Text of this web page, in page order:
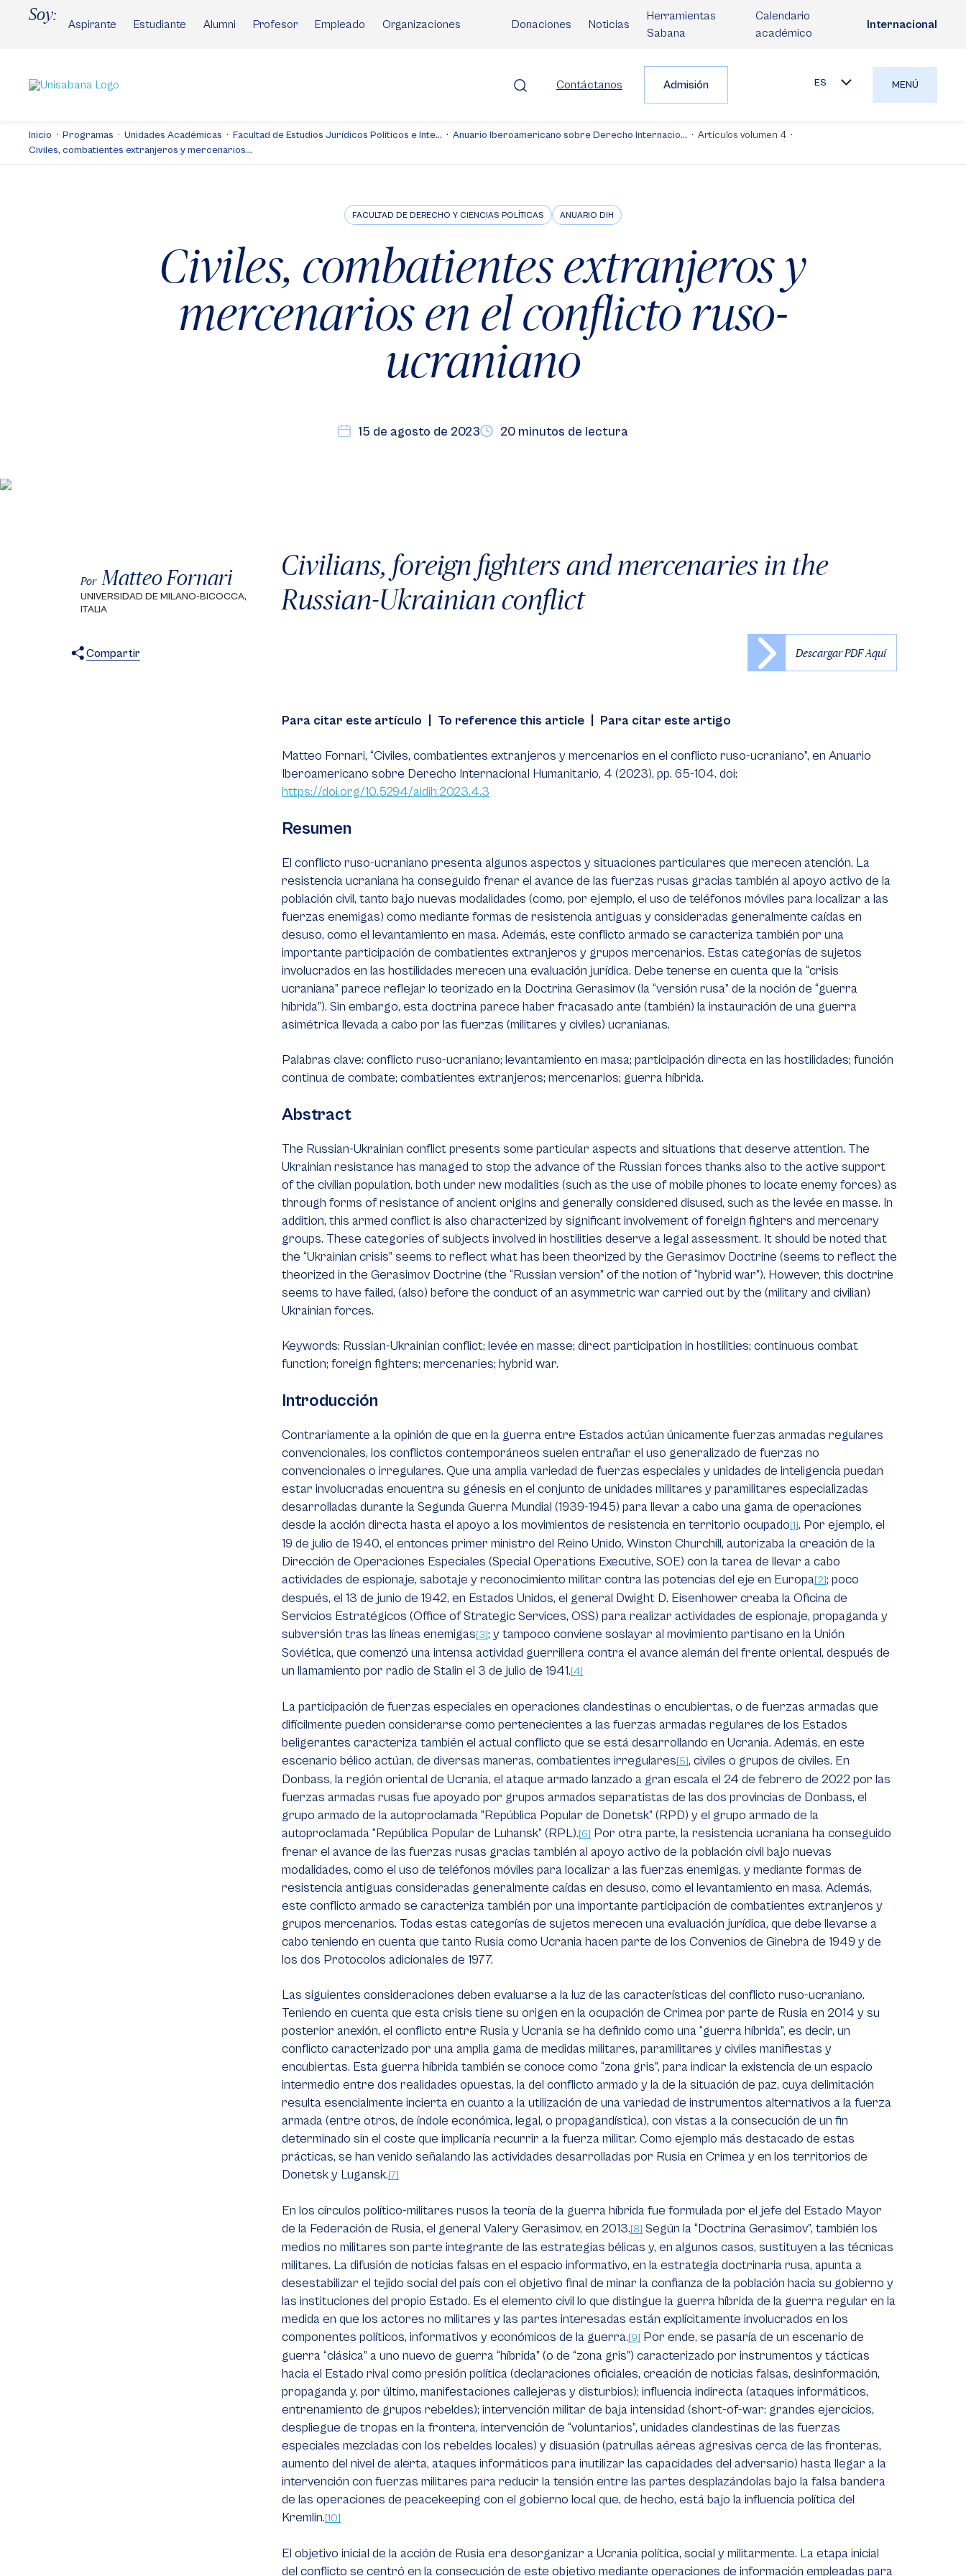
Soy:
Aspirante Estudiante Alumni Profesor Empleado Organizaciones Donaciones Noticias
Herramientas
Sabana
Calendario
académico
Internacional
Contáctanos Admisión ES MENÚ
Inicio Programas Unidades Académicas Facultad de Estudios Jurídicos Políticos e Inte... Anuario Iberoamericano sobre Derecho Internacio...
Articulos volumen 4
Civiles, combatientes extranjeros y mercenarios...
FACULTAD DE DERECHO Y CIENCIAS POLÍTICAS ANUARIO DIH
Civiles, combatientes extranjeros y
mercenarios en el conflicto ruso-
ucraniano
15 de agosto de 2023 20 minutos de lectura
Por Matteo Fornari
UNIVERSIDAD DE MILANO-BICOCCA,
ITALIA
Compartir
Civilians, foreign fighters and mercenaries in the
Russian-Ukrainian conflict
Descargar PDF Aquí
Para citar este artículo | To reference this article | Para citar este artigo
Matteo Fornari, “Civiles, combatientes extranjeros y mercenarios en el conflicto ruso-ucraniano”, en Anuario
Iberoamericano sobre Derecho Internacional Humanitario, 4 (2023), pp. 65-104. doi:
https://doi.org/10.5294/aidih.2023.4.3
Resumen
El conflicto ruso-ucraniano presenta algunos aspectos y situaciones particulares que merecen atención. La
resistencia ucraniana ha conseguido frenar el avance de las fuerzas rusas gracias también al apoyo activo de la
población civil, tanto bajo nuevas modalidades (como, por ejemplo, el uso de teléfonos móviles para localizar a las
fuerzas enemigas) como mediante formas de resistencia antiguas y consideradas generalmente caídas en
desuso, como el levantamiento en masa. Además, este conflicto armado se caracteriza también por una
importante participación de combatientes extranjeros y grupos mercenarios. Estas categorías de sujetos
involucrados en las hostilidades merecen una evaluación jurídica. Debe tenerse en cuenta que la “crisis
ucraniana” parece reflejar lo teorizado en la Doctrina Gerasimov (la “versión rusa” de la noción de “guerra
híbrida”). Sin embargo, esta doctrina parece haber fracasado ante (también) la instauración de una guerra
asimétrica llevada a cabo por las fuerzas (militares y civiles) ucranianas.
Palabras clave: conflicto ruso-ucraniano; levantamiento en masa; participación directa en las hostilidades; función
continua de combate; combatientes extranjeros; mercenarios; guerra híbrida.
Abstract
The Russian-Ukrainian conflict presents some particular aspects and situations that deserve attention. The
Ukrainian resistance has managed to stop the advance of the Russian forces thanks also to the active support
of the civilian population, both under new modalities (such as the use of mobile phones to locate enemy forces) as
through forms of resistance of ancient origins and generally considered disused, such as the levée en masse. In
addition, this armed conflict is also characterized by significant involvement of foreign fighters and mercenary
groups. These categories of subjects involved in hostilities deserve a legal assessment. It should be noted that
the “Ukrainian crisis” seems to reflect what has been theorized by the Gerasimov Doctrine (seems to reflect the
theorized in the Gerasimov Doctrine (the “Russian version” of the notion of “hybrid war”). However, this doctrine
seems to have failed, (also) before the conduct of an asymmetric war carried out by the (military and civilian)
Ukrainian forces.
Keywords: Russian-Ukrainian conflict; levée en masse; direct participation in hostilities; continuous combat
function; foreign fighters; mercenaries; hybrid war.
Introducción
Contrariamente a la opinión de que en la guerra entre Estados actúan únicamente fuerzas armadas regulares
convencionales, los conflictos contemporáneos suelen entrañar el uso generalizado de fuerzas no
convencionales o irregulares. Que una amplia variedad de fuerzas especiales y unidades de inteligencia puedan
estar involucradas encuentra su génesis en el conjunto de unidades militares y paramilitares especializadas
desarrolladas durante la Segunda Guerra Mundial (1939-1945) para llevar a cabo una gama de operaciones
desde la acción directa hasta el apoyo a los movimientos de resistencia en territorio ocupado[1]. Por ejemplo, el
19 de julio de 1940, el entonces primer ministro del Reino Unido, Winston Churchill, autorizaba la creación de la
Dirección de Operaciones Especiales (Special Operations Executive, SOE) con la tarea de llevar a cabo
actividades de espionaje, sabotaje y reconocimiento militar contra las potencias del eje en Europa[2]; poco
después, el 13 de junio de 1942, en Estados Unidos, el general Dwight D. Eisenhower creaba la Oficina de
Servicios Estratégicos (Office of Strategic Services, OSS) para realizar actividades de espionaje, propaganda y
subversión tras las líneas enemigas[3]; y tampoco conviene soslayar al movimiento partisano en la Unión
Soviética, que comenzó una intensa actividad guerrillera contra el avance alemán del frente oriental, después de
un llamamiento por radio de Stalin el 3 de julio de 1941.[4]
La participación de fuerzas especiales en operaciones clandestinas o encubiertas, o de fuerzas armadas que
difícilmente pueden considerarse como pertenecientes a las fuerzas armadas regulares de los Estados
beligerantes caracteriza también el actual conflicto que se está desarrollando en Ucrania. Además, en este
escenario bélico actúan, de diversas maneras, combatientes irregulares[5], civiles o grupos de civiles. En
Donbass, la región oriental de Ucrania, el ataque armado lanzado a gran escala el 24 de febrero de 2022 por las
fuerzas armadas rusas fue apoyado por grupos armados separatistas de las dos provincias de Donbass, el
grupo armado de la autoproclamada “República Popular de Donetsk” (RPD) y el grupo armado de la
autoproclamada “República Popular de Luhansk” (RPL).[6] Por otra parte, la resistencia ucraniana ha conseguido
frenar el avance de las fuerzas rusas gracias también al apoyo activo de la población civil bajo nuevas
modalidades, como el uso de teléfonos móviles para localizar a las fuerzas enemigas, y mediante formas de
resistencia antiguas consideradas generalmente caídas en desuso, como el levantamiento en masa. Además,
este conflicto armado se caracteriza también por una importante participación de combatientes extranjeros y
grupos mercenarios. Todas estas categorías de sujetos merecen una evaluación jurídica, que debe llevarse a
cabo teniendo en cuenta que tanto Rusia como Ucrania hacen parte de los Convenios de Ginebra de 1949 y de
los dos Protocolos adicionales de 1977.
Las siguientes consideraciones deben evaluarse a la luz de las características del conflicto ruso-ucraniano.
Teniendo en cuenta que esta crisis tiene su origen en la ocupación de Crimea por parte de Rusia en 2014 y su
posterior anexión, el conflicto entre Rusia y Ucrania se ha definido como una “guerra híbrida”, es decir, un
conflicto caracterizado por una amplia gama de medidas militares, paramilitares y civiles manifiestas y
encubiertas. Esta guerra híbrida también se conoce como “zona gris”, para indicar la existencia de un espacio
intermedio entre dos realidades opuestas, la del conflicto armado y la de la situación de paz, cuya delimitación
resulta esencialmente incierta en cuanto a la utilización de una variedad de instrumentos alternativos a la fuerza
armada (entre otros, de índole económica, legal, o propagandística), con vistas a la consecución de un fin
determinado sin el coste que implicaría recurrir a la fuerza militar. Como ejemplo más destacado de estas
prácticas, se han venido señalando las actividades desarrolladas por Rusia en Crimea y en los territorios de
Donetsk y Lugansk.[7]
En los círculos político-militares rusos la teoría de la guerra híbrida fue formulada por el jefe del Estado Mayor
de la Federación de Rusia, el general Valery Gerasimov, en 2013.[8] Según la “Doctrina Gerasimov”, también los
medios no militares son parte integrante de las estrategias bélicas y, en algunos casos, sustituyen a las técnicas
militares. La difusión de noticias falsas en el espacio informativo, en la estrategia doctrinaria rusa, apunta a
desestabilizar el tejido social del país con el objetivo final de minar la confianza de la población hacia su gobierno y
las instituciones del propio Estado. Es el elemento civil lo que distingue la guerra híbrida de la guerra regular en la
medida en que los actores no militares y las partes interesadas están explícitamente involucrados en los
componentes políticos, informativos y económicos de la guerra.[9] Por ende, se pasaría de un escenario de
guerra “clásica” a uno nuevo de guerra “híbrida” (o de “zona gris”) caracterizado por instrumentos y tácticas
hacia el Estado rival como presión política (declaraciones oficiales, creación de noticias falsas, desinformación,
propaganda y, por último, manifestaciones callejeras y disturbios); influencia indirecta (ataques informáticos,
entrenamiento de grupos rebeldes); intervención militar de baja intensidad (short-of-war: grandes ejercicios,
despliegue de tropas en la frontera, intervención de “voluntarios”, unidades clandestinas de las fuerzas
especiales mezcladas con los rebeldes locales) y disuasión (patrullas aéreas agresivas cerca de las fronteras,
aumento del nivel de alerta, ataques informáticos para inutilizar las capacidades del adversario) hasta llegar a la
intervención con fuerzas militares para reducir la tensión entre las partes desplazándolas bajo la falsa bandera
de las operaciones de peacekeeping con el gobierno local que, de hecho, está bajo la influencia política del
Kremlin.[10]
El objetivo inicial de la acción de Rusia era desorganizar a Ucrania política, social y militarmente. La etapa inicial
del conflicto se centró en la consecución de este objetivo mediante operaciones de información empleadas para